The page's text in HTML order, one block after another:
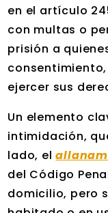
en el artículo
con multas o
prisión a
ejercer sus
Un elemento
intimidación,
lado, el
del Código
domicilio, pero